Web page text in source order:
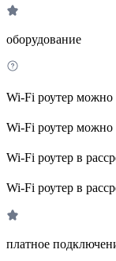
оборудование
Wi-Fi роутер можно
Wi-Fi роутер можно
Wi-Fi роутер в
Wi-Fi роутер в
платное